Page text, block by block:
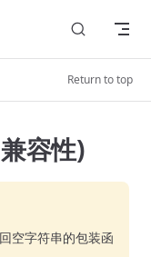
Return to top
容性)
空字符串的包装函